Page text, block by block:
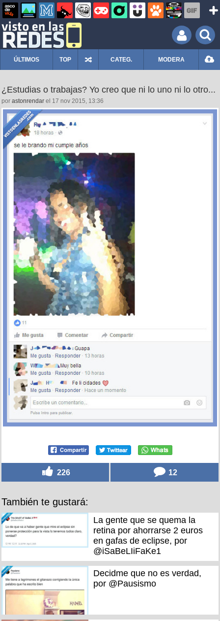
ÚLTIMOS TOP CATEG. MODERA
¿Estudias o trabajas? Yo creo que ni lo uno ni lo otro...
por astonrendar el 17 nov 2015, 13:36
226 12
También te gustará:
La gente que se quema la
retina por ahorrarse 2 euros
en gafas de eclipse, por
@iSaBeLIiFaKe1
Decidme que no es verdad,
por @Pausismo